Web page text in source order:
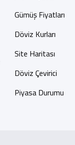
Gümüş Fiyatları
Döviz Kurları
Site Haritası
Döviz Çevirici
Piyasa Durumu